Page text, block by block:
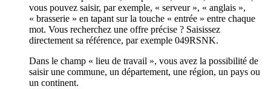
vous pouvez saisir, par exemple, « serveur », « anglais »,
« brasserie » en tapant sur la touche « entrée » entre chaque
mot. Vous recherchez une offre précise ? Saisissez
directement sa référence, par exemple 049RSNK.
Dans le champ « lieu de travail », vous avez la possibilité de
saisir une commune, un département, une région, un pays ou
un continent.